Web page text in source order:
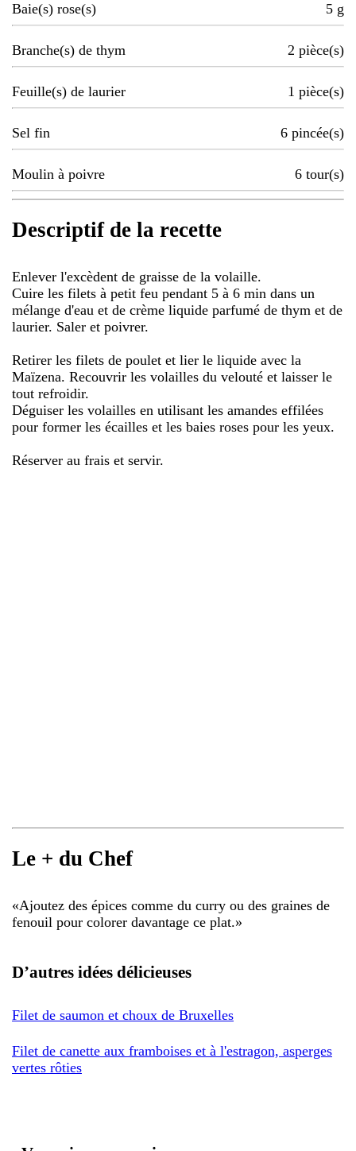
Baie(s) rose(s) 5 g
Branche(s) de thym 2 pièce(s)
Feuille(s) de laurier 1 pièce(s)
Sel fin 6 pincée(s)
Moulin à poivre 6 tour(s)
Descriptif de la recette
Enlever l'excèdent de graisse de la volaille.
Cuire les filets à petit feu pendant 5 à 6 min dans un
mélange d'eau et de crème liquide parfumé de thym et de
laurier. Saler et poivrer.
Retirer les filets de poulet et lier le liquide avec la
Maïzena. Recouvrir les volailles du velouté et laisser le
tout refroidir.
Déguiser les volailles en utilisant les amandes effilées
pour former les écailles et les baies roses pour les yeux.
Réserver au frais et servir.
Le + du Chef
«Ajoutez des épices comme du curry ou des graines de
fenouil pour colorer davantage ce plat.»
D’autres idées délicieuses
Filet de saumon et choux de Bruxelles
Filet de canette aux framboises et à l'estragon, asperges
vertes rôties